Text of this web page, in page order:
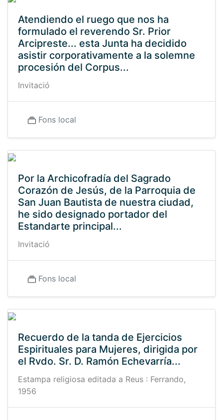
Atendiendo el ruego que nos ha
formulado el reverendo Sr. Prior
Arcipreste... esta Junta ha decidido
asistir corporativamente a la solemne
procesión del Corpus...
Invitació
Fons local
Por la Archicofradía del Sagrado
Corazón de Jesús, de la Parroquia de
San Juan Bautista de nuestra ciudad,
he sido designado portador del
Estandarte principal...
Invitació
Fons local
Recuerdo de la tanda de Ejercicios
Espirituales para Mujeres, dirigida por
el Rvdo. Sr. D. Ramón Echevarría...
Estampa religiosa editada a Reus : Ferrando,
1956